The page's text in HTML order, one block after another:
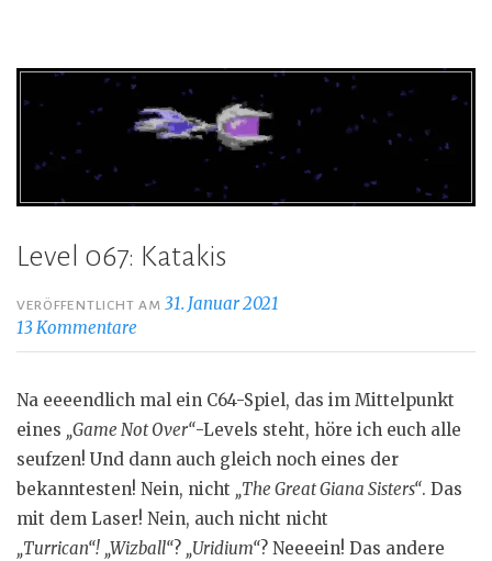
Level 067: Katakis
VERÖFFENTLICHT AM31. Januar 2021
13 Kommentare
Na eeeendlich mal ein C64-Spiel, das im Mittelpunkt
eines „Game Not Over“-Levels steht, höre ich euch alle
seufzen! Und dann auch gleich noch eines der
bekanntesten! Nein, nicht „The Great Giana Sisters“. Das
mit dem Laser! Nein, auch nicht nicht
„Turrican“! „Wizball“? „Uridium“? Neeeein! Das andere